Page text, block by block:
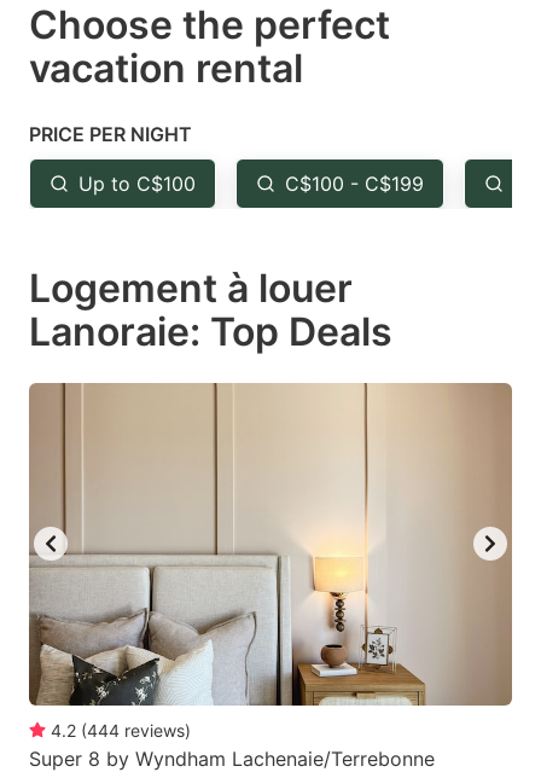
select
a
Press
the
question
key
to
changing
dates.
select
the
question
key
to
dates.
Choose the perfect
vacation rental
PRICE PER NIGHT
Up to C$100 C$100 - C$199
Logement à louer
Lanoraie: Top Deals
4.2 (444 reviews)
Super 8 by Wyndham Lachenaie/Terrebonne